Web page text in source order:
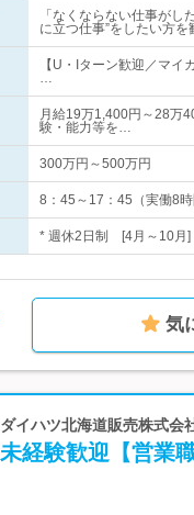
「なくならない仕事が
に立つ仕事”をしたい方
【U・Iターン歓迎／マ
…
月給19万1,400円～28万
験・能力等を…
300万円～500万円
8：45～17：45（実働8
* 週休2日制 [4月～10月
気
ダイハツ北海道販売株式会
未経験歓迎【営業